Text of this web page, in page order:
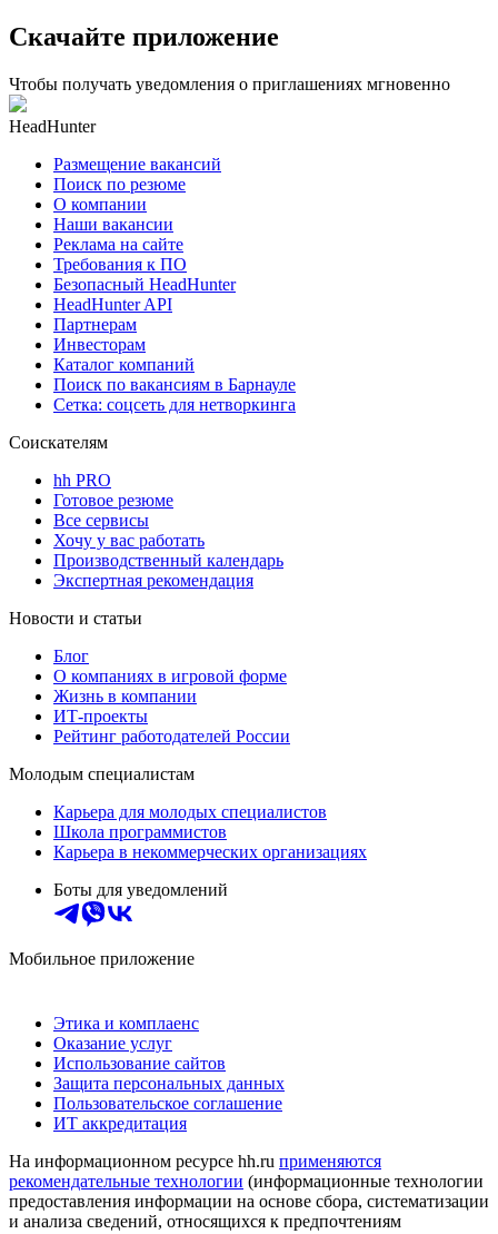
Скачайте приложение
Чтобы получать уведомления о приглашениях мгновенно
HeadHunter
Размещение вакансий
Поиск по резюме
О компании
Наши вакансии
Реклама на сайте
Требования к ПО
Безопасный HeadHunter
HeadHunter API
Партнерам
Инвесторам
Каталог компаний
Поиск по вакансиям в Барнауле
Сетка: соцсеть для нетворкинга
Соискателям
hh PRO
Готовое резюме
Все сервисы
Хочу у вас работать
Производственный календарь
Экспертная рекомендация
Новости и статьи
Блог
О компаниях в игровой форме
Жизнь в компании
ИТ-проекты
Рейтинг работодателей России
Молодым специалистам
Карьера для молодых специалистов
Школа программистов
Карьера в некоммерческих организациях
Боты для уведомлений
Мобильное приложение
Этика и комплаенс
Оказание услуг
Использование сайтов
Защита персональных данных
Пользовательское соглашение
ИТ аккредитация
На информационном ресурсе hh.ru применяются
рекомендательные технологии (информационные технологии
предоставления информации на основе сбора, систематизации
и анализа сведений, относящихся к предпочтениям